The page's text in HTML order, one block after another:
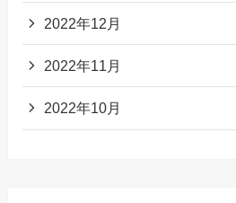
2022年12月
2022年11月
2022年10月